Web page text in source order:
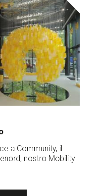
a Community, il
nostro Mobility